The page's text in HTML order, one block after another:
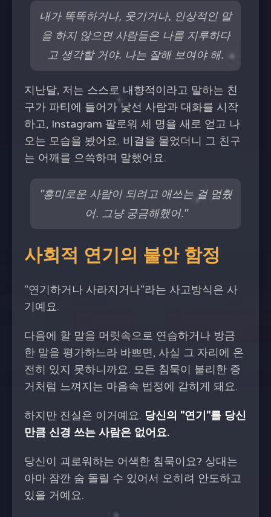
내가 똑똑하거나, 웃기거나, 인상적인 말
을 하지 않으면 사람들은 나를 지루하다
고 생각할 거야. 나는 잘해 보여야 해.
지난달, 저는 스스로 내향적이라고 말하는 친
구가 파티에 들어가 낯선 사람과 대화를 시작
하고, Instagram 팔로워 세 명을 새로 얻고 나
오는 모습을 봤어요. 비결을 물었더니 그 친구
는 어깨를 으쓱하며 말했어요.
"흥미로운 사람이 되려고 애쓰는 걸 멈췄
어. 그냥 궁금해했어."
사회적 연기의 불안 함정
"연기하거나 사라지거나"라는 사고방식은 사
기예요.
다음에 할 말을 머릿속으로 연습하거나 방금
한 말을 평가하느라 바쁘면, 사실 그 자리에 온
전히 있지 못하니까요. 모든 침묵이 불리한 증
거처럼 느껴지는 마음속 법정에 갇히게 돼요.
하지만 진실은 이거예요. 당신의 "연기"를 당신
만큼 신경 쓰는 사람은 없어요.
당신이 괴로워하는 어색한 침묵이요? 상대는
아마 잠깐 숨 돌릴 수 있어서 오히려 안도하고
있을 거예요.